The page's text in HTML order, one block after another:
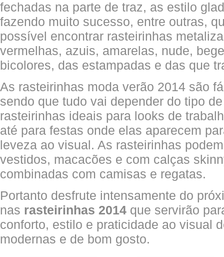
fechadas na parte de traz, as estilo
fazendo muito sucesso, entre outras,
possível encontrar rasteirinhas
vermelhas, azuis, amarelas, nude,
bicolores, das estampadas e das que
As rasteirinhas moda verão 2014 são
sendo que tudo vai depender do tipo
rasteirinhas ideais para looks de
até para festas onde elas aparecem
leveza ao visual. As rasteirinhas
vestidos, macacões e com calças
combinadas com camisas e regatas.
Portanto desfrute intensamente do
nas rasteirinhas 2014 que servirão
conforto, estilo e praticidade ao visual
modernas e de bom gosto.